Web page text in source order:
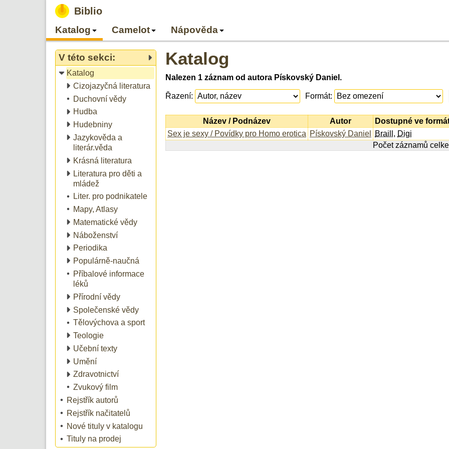
Biblio
Katalog Camelot Nápověda
V této sekci:
Katalog
Cizojazyčná literatura
Duchovní vědy
Hudba
Hudebniny
Jazykověda a
literár.věda
Krásná literatura
Literatura pro děti a
mládež
Liter. pro podnikatele
Mapy, Atlasy
Matematické vědy
Náboženství
Periodika
Populárně-naučná
Příbalové informace
léků
Přírodní vědy
Společenské vědy
Tělovýchova a sport
Teologie
Učební texty
Umění
Zdravotnictví
Zvukový film
Rejstřík autorů
Rejstřík načitatelů
Nové tituly v katalogu
Tituly na prodej
Katalog
Nalezen 1 záznam od autora Pískovský Daniel.
Řazení: Formát:
Název / Podnázev Autor
Dostupné ve
Sex je sexy / Povídky pro Homo erotica Pískovský Daniel Braill , Digi
Počet záznamů